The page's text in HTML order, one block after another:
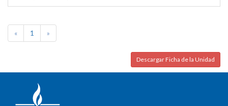
« 1 »
Descargar Ficha de la Unidad